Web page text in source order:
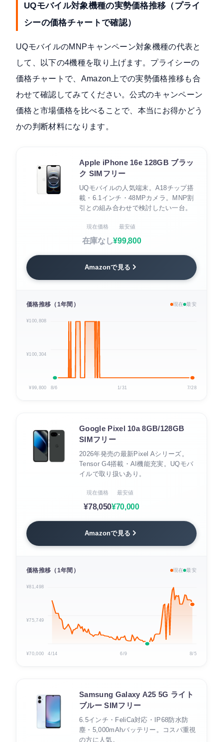
UQモバイル対象機種の実勢価格推移（プライ
シーの価格チャートで確認）
UQモバイルのMNPキャンペーン対象機種の代表と
して、以下の4機種を取り上げます。プライシーの
価格チャートで、Amazon上での実勢価格推移も合
わせて確認してみてください。公式のキャンペーン
価格と市場価格を比べることで、本当にお得かどう
かの判断材料になります。
Apple iPhone 16e 128GB ブラッ
ク SIMフリー
UQモバイルの人気端末。A18チップ搭
載・6.1インチ・48MPカメラ。MNP割
引との組み合わせで検討したい一台。
現在価格
在庫なし
最安値
¥99,800
Amazonで見る
価格推移（1年間） 現在 最安
¥100,808
¥100,304
¥99,800 8/6 1/31 7/28
Google Pixel 10a 8GB/128GB
SIMフリー
2026年発売の最新Pixel Aシリーズ。
Tensor G4搭載・AI機能充実。UQモバ
イルで取り扱いあり。
現在価格
¥78,050
最安値
¥70,000
Amazonで見る
価格推移（1年間） 現在 最安
¥81,498
¥75,749
¥70,000 4/14 6/9 8/5
Samsung Galaxy A25 5G ライト
ブルー SIMフリー
6.5インチ・FeliCa対応・IP68防水防
塵・5,000mAhバッテリー。コスパ重視
の方に人気。